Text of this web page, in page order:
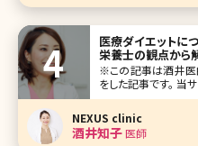
医療ダイエットに
栄養士の観点から
※この記事は酒井医
をした記事です。 当
でも様々な美容医療
酒井先生ですが、
から医療ダイエット
体型別にお薦めの食
NEXUS clinic
酒井知子医師